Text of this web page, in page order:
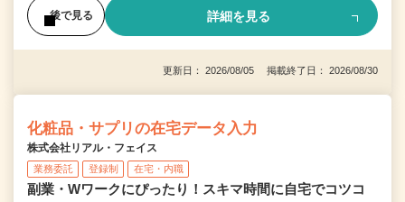
後で見る 詳細を見る
更新日： 2026/08/05 掲載終了日： 2026/08/30
化粧品・サプリの在宅データ入力
株式会社リアル・フェイス
業務委託 登録制 在宅・内職
副業・Wワークにぴったり！スキマ時間に自宅でコツコ